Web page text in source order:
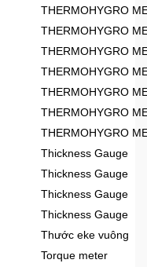
THERMOHYGRO
THERMOHYGRO
THERMOHYGRO
THERMOHYGRO
THERMOHYGRO
THERMOHYGRO
THERMOHYGRO
Thickness Gauge
Thickness Gauge
Thickness Gauge
Thickness Gauge
Thước eke vuông
Torque meter